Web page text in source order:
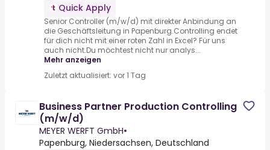
Quick Apply
Senior Controller (m/w/d) mit direkter Anbindung an
die Geschäftsleitung in Papenburg.Controlling endet
für dich nicht mit einer roten Zahl in Excel? Für uns
auch nicht.Du möchtest nicht nur analys...
Mehr anzeigen
Zuletzt aktualisiert: vor 1 Tag
Business Partner Production Controlling
(m/w/d)
MEYER WERFT GmbH•
Papenburg, Niedersachsen, Deutschland